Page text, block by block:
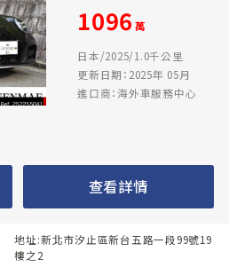
1096 萬
日本/2025/1.0千公里
更新日期：2025年 05月
進口商：海外車服務中心
查看詳情
地址:新北市汐止區新台五路一段99號19
樓之2